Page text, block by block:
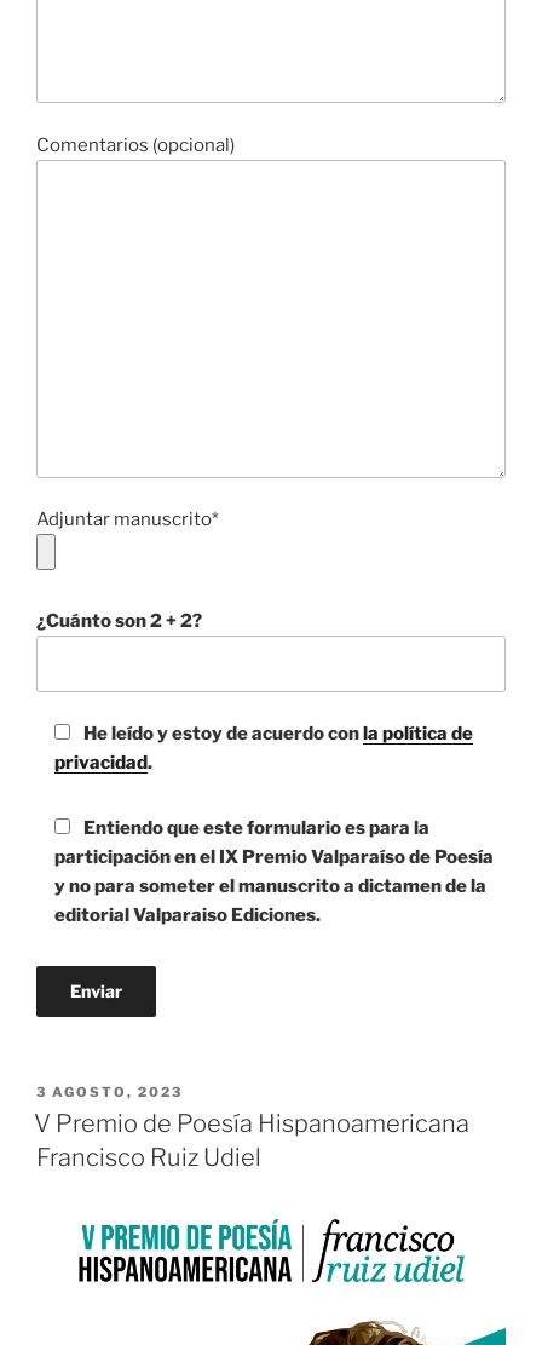
Comentarios (opcional)
Adjuntar manuscrito*
¿Cuánto son 2 + 2?
He leído y estoy de acuerdo con la política de
privacidad.
Entiendo que este formulario es para la
participación en el IX Premio Valparaíso de Poesía
y no para someter el manuscrito a dictamen de la
editorial Valparaiso Ediciones.
PUBLICADO
EL
3 AGOSTO, 2023
V Premio de Poesía Hispanoamericana
Francisco Ruiz Udiel